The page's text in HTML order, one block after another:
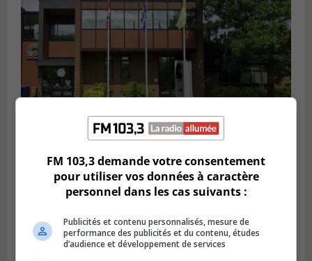
SAINT-CONSTANT
Publié le 4 août 2026 à 14h02
Saint-Constant signe une nouvelle
convention pour le bien de la population
FM 103,3 demande votre consentement
pour utiliser vos données à caractère
personnel dans les cas suivants :
Publicités et contenu personnalisés, mesure de
performance des publicités et du contenu, études
d’audience et développement de services